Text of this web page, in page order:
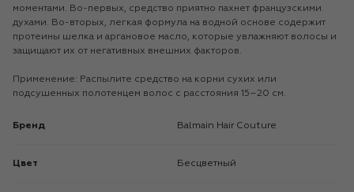
моментами. Во-первых, средство приятно пахнет французскими
духами. Во-вторых, легкая формула на водной основе содержит
протеины шелка и аргановое масло, которые увлажняют волосы и
защищают их от негативных внешних факторов.
Применение: Распылите средство на корни сухих или
подсушенных полотенцем волос с расстояния 15–20 см.
Бренд Balmain Hair Couture
Цвет Бесцветный